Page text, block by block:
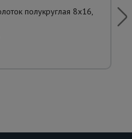
полукруглая 8х16,